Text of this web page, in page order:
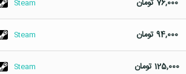
76,000 تومان Steam
94,000 تومان Steam
125,000تومان Steam